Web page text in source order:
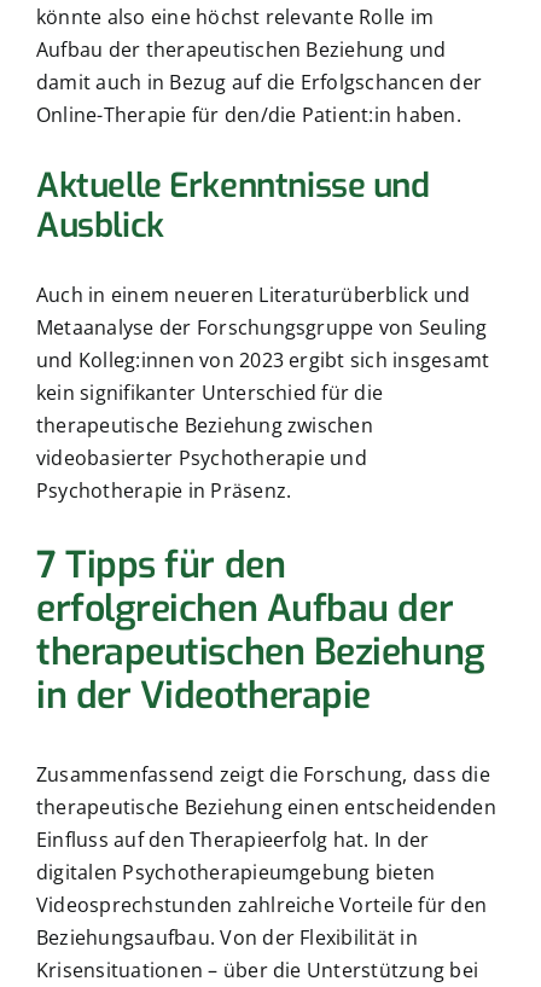
könnte also eine höchst relevante Rolle im
Aufbau der therapeutischen Beziehung und
damit auch in Bezug auf die Erfolgschancen der
Online-Therapie für den/die Patient:in haben.
Aktuelle Erkenntnisse und
Ausblick
Auch in einem neueren Literaturüberblick und
Metaanalyse der Forschungsgruppe von Seuling
und Kolleg:innen von 2023 ergibt sich insgesamt
kein signifikanter Unterschied für die
therapeutische Beziehung zwischen
videobasierter Psychotherapie und
Psychotherapie in Präsenz.
7 Tipps für den
erfolgreichen Aufbau der
therapeutischen Beziehung
in der Videotherapie
Zusammenfassend zeigt die Forschung, dass die
therapeutische Beziehung einen entscheidenden
Einfluss auf den Therapieerfolg hat. In der
digitalen Psychotherapieumgebung bieten
Videosprechstunden zahlreiche Vorteile für den
Beziehungsaufbau. Von der Flexibilität in
Krisensituationen – über die Unterstützung bei